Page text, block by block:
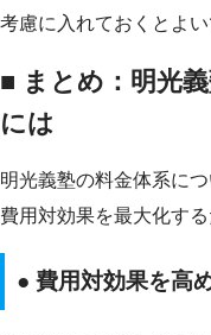
考慮に入れておくとよい
■ まとめ：明光
には
明光義塾の料金体系に
費用対効果を最大化す
● 費用対効果を高